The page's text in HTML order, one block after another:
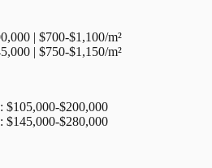
| $700-$1,100/m²
| $750-$1,150/m²
$105,000-$200,000
$145,000-$280,000